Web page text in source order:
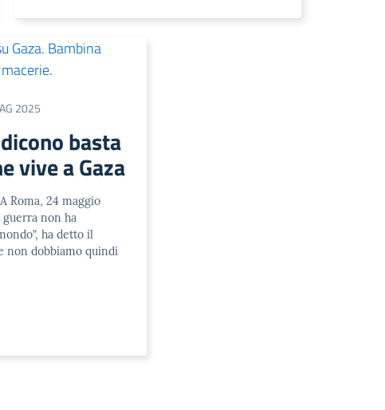
2025
basta
vive a Gaza
Roma, 24 maggio
guerra non ha
ha detto il
non dobbiamo quindi